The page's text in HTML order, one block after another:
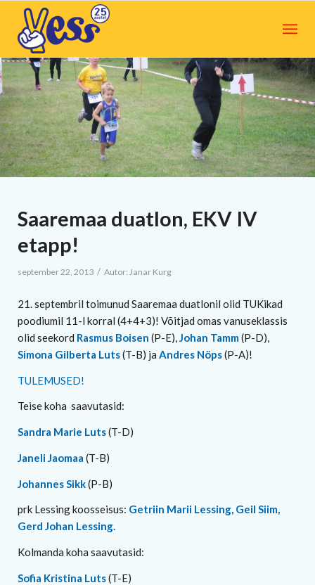
Saaremaa duatlon, EKV IV
etapp!
september 22, 2013 / Autor: Janar Kurg
21. septembril toimunud Saaremaa duatlonil olid TUKikad
poodiumil 11-l korral (4+4+3)! Võitjad omas vanuseklassis
olid seekord Rasmus Boisen (P-E),Johan Tamm (P-D),
Simona Gilberta Luts(T-B) ja Andres Nöps(P-A)!
TULEMUSED!
Teise koha saavutasid:
Sandra Marie Luts(T-D)
Janeli Jaomaa (T-B)
Johannes Sikk(P-B)
prk Lessing koosseisus: Getriin Marii Lessing, Geil Siim,
Gerd Johan Lessing.
Kolmanda koha saavutasid:
Sofia Kristina Luts(T-E)